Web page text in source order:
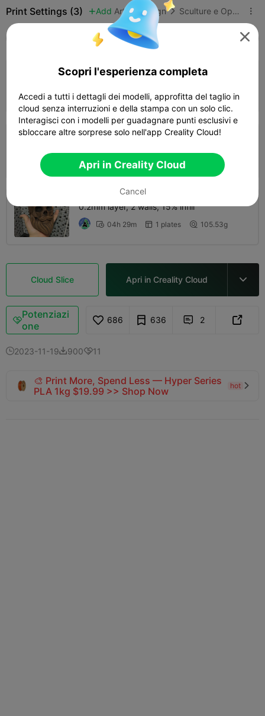
Print Settings (3)  Add Arte e Design  Sculture e Opere d'arte 
K2 Plus K2 Pro
0.2mm layer, 2 walls, 15% infill
 04h 29m  1 plates  102.27g
 53m 56s 1 plates 14.49g
0.2mm layer, 2 walls, 15% infill
 04h 29m  1 plates  105.53g
Cloud Slice Apri in Creality Cloud 
Potenziazi
one
686 636  2 
2023-11-1990011
🎨 Print More, Spend Less — Hyper Series
PLA 1kg $19.99 >> Shop Now
hot 

Scopri l'esperienza completa
Accedi a tutti i dettagli dei modelli, approfitta del taglio in
cloud senza interruzioni e della stampa con un solo clic.
Interagisci con i modelli per guadagnare punti esclusivi e
sbloccare altre sorprese solo nell'app Creality Cloud!
Apri in Creality Cloud
Cancel